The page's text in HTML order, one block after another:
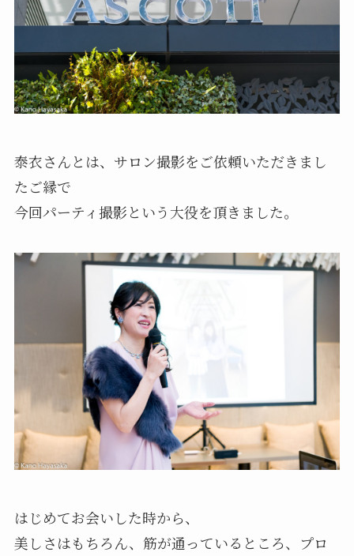
泰衣さんとは、サロン撮影をご依頼いただきまし
たご縁で
今回パーティ撮影という大役を頂きました。
はじめてお会いした時から、
美しさはもちろん、筋が通っているところ、プロ